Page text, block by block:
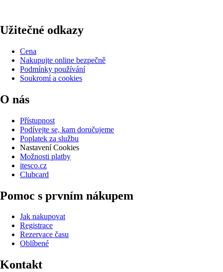
Užitečné odkazy
Cena
Nakupujte online bezpečně
Podmínky používání
Soukromí a cookies
O nás
Přístupnost
Podívejte se, kam doručujeme
Poplatek za službu
Nastavení Cookies
Možnosti platby
itesco.cz
Clubcard
Pomoc s prvním nákupem
Jak nakupovat
Registrace
Rezervace času
Oblíbené
Kontakt